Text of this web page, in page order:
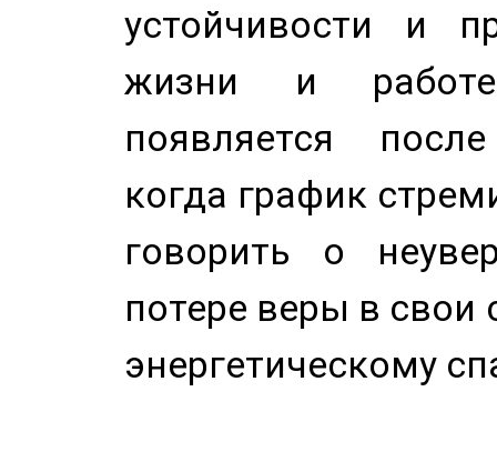
устойчивости и
жизни и
появляется
когда график
говорить о
потере веры в свои
энергетическому